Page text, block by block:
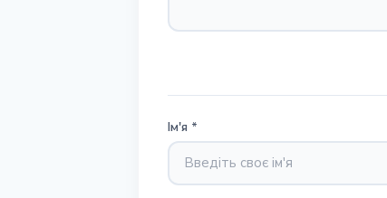
Ім'я *